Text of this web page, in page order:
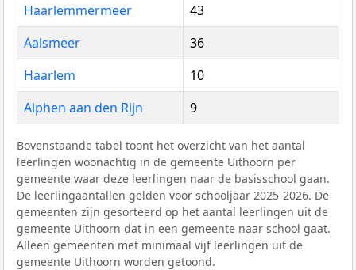
Haarlemmermeer
43
Aalsmeer
36
Haarlem
10
Alphen aan den Rijn
9
Bovenstaande tabel toont het overzicht van het aantal
leerlingen woonachtig in de gemeente Uithoorn per
gemeente waar deze leerlingen naar de basisschool gaan.
De leerlingaantallen gelden voor schooljaar 2025-2026. De
gemeenten zijn gesorteerd op het aantal leerlingen uit de
gemeente Uithoorn dat in een gemeente naar school gaat.
Alleen gemeenten met minimaal vijf leerlingen uit de
gemeente Uithoorn worden getoond.